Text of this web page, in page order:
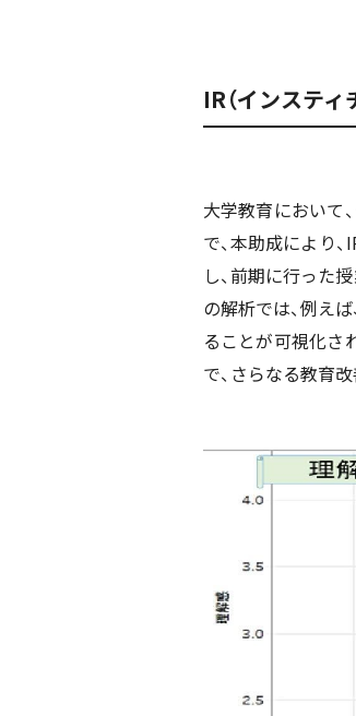
IR（インステ
大学教育において
で、本助成により
し、前期に行った
の解析では、例え
ることが可視化さ
で、さらなる教育